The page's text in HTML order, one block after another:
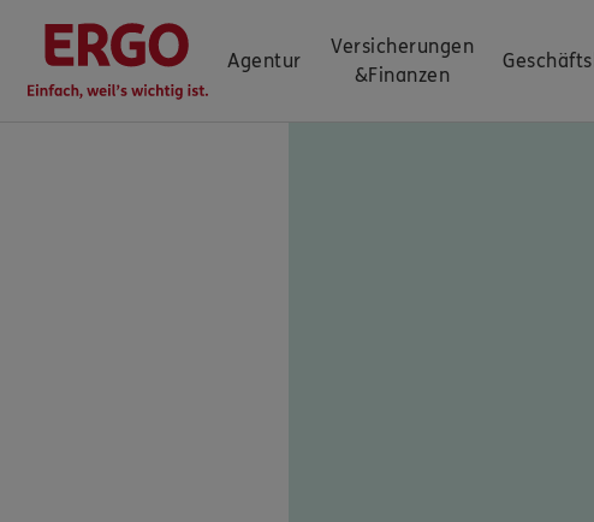
Agentur
Versicherungen
&Finanzen